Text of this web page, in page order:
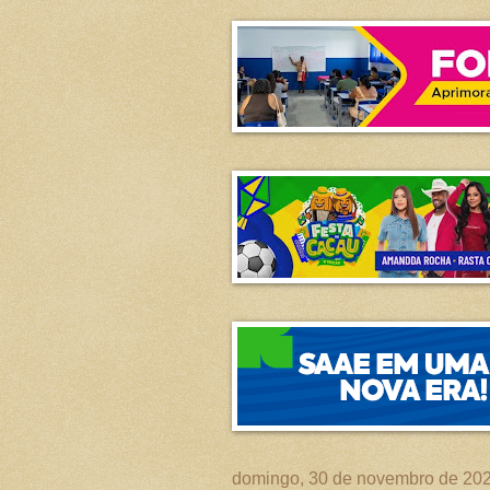
domingo, 30 de novembro de